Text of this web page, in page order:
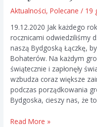
Aktualności,Polecane / 19
19.12.2020 Jak każdego
rocznicami odwiedziliśmy
naszą Bydgoską Łączkę,
Bohaterów. Na każdym
świątecznie i zapłonęły
wzbudza coraz większe
podczas porządkowania
Bydgoska, cieszy nas, że
Przedświąteczne
Read More »